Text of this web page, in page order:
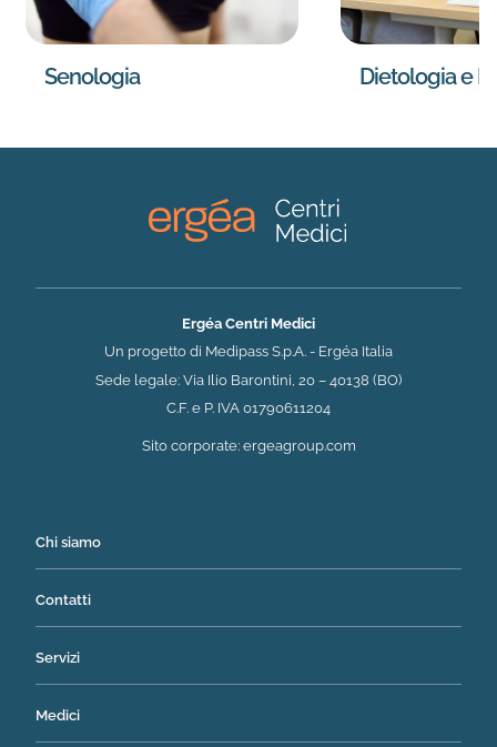
Senologia Dietologia e
Ergéa Centri Medici
Un progetto di Medipass S.p.A. - Ergéa Italia
Sede legale: Via Ilio Barontini, 20 – 40138 (BO)
C.F. e P. IVA 01790611204
Sito corporate: ergeagroup.com(si apre in una nuova
Chi siamo
Contatti
Servizi
Medici